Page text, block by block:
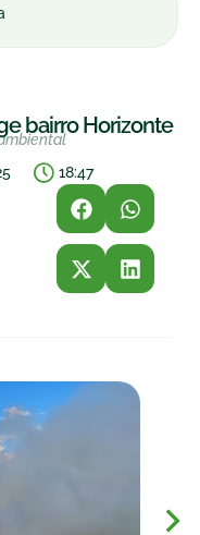
bairro Horizonte
18:47